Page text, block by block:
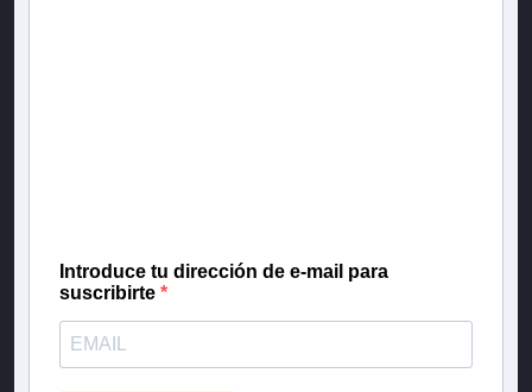
Introduce tu dirección de e-mail para
suscribirte